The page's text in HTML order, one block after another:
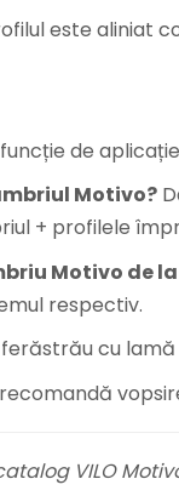
este aliniat
de
Motivo?
+ profilele
Motivo de
respectiv.
cu
VILO